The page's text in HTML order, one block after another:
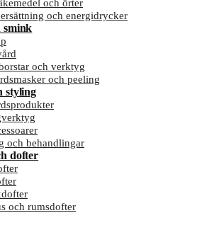
och örter
och energidrycker
smink
och verktyg
och peeling
styling
och behandlingar
dofter
och rumsdofter